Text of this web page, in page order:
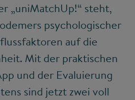
„uniMatchUp!“ steht,
psychologischer
auf die
Mit der praktischen
und der Evaluierung
sind jetzt zwei voll